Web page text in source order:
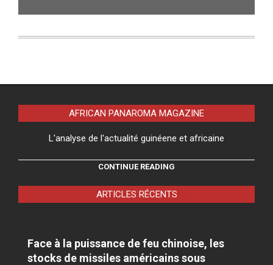
AFRICAN PANAROMA MAGAZINE
L'analyse de l'actualité guinéene et africaine
CONTINUE READING
ARTICLES RÉCENTS
Face à la puissance de feu chinoise, les
stocks de missiles américains sous